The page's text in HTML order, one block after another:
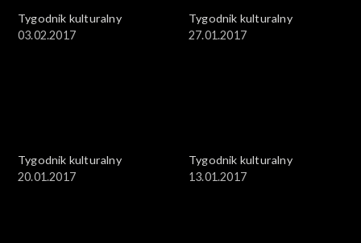
Tygodnik kulturalny
03.02.2017
Tygodnik kulturalny
27.01.2017
Tygodnik kulturalny
20.01.2017
Tygodnik kulturalny
13.01.2017